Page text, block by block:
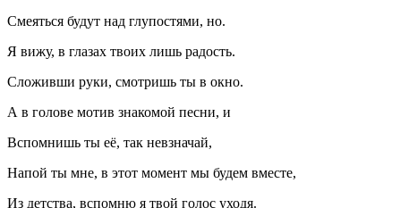
Смеяться будут над глупостями, но.
Я вижу, в глазах твоих лишь радость.
Сложивши руки, смотришь ты в окно.
А в голове мотив знакомой песни, и
Вспомнишь ты её, так невзначай,
Напой ты мне, в этот момент мы будем вместе,
Из детства, вспомню я твой голос уходя.